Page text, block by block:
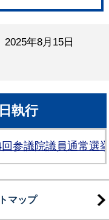
2025年8月15日
執行
参議院議員通常選
マップ